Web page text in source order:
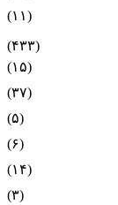
(۱۱)
(۴۳۳)
(۱۵)
(۳۷)
(۵)
(۶)
(۱۴)
(۳)